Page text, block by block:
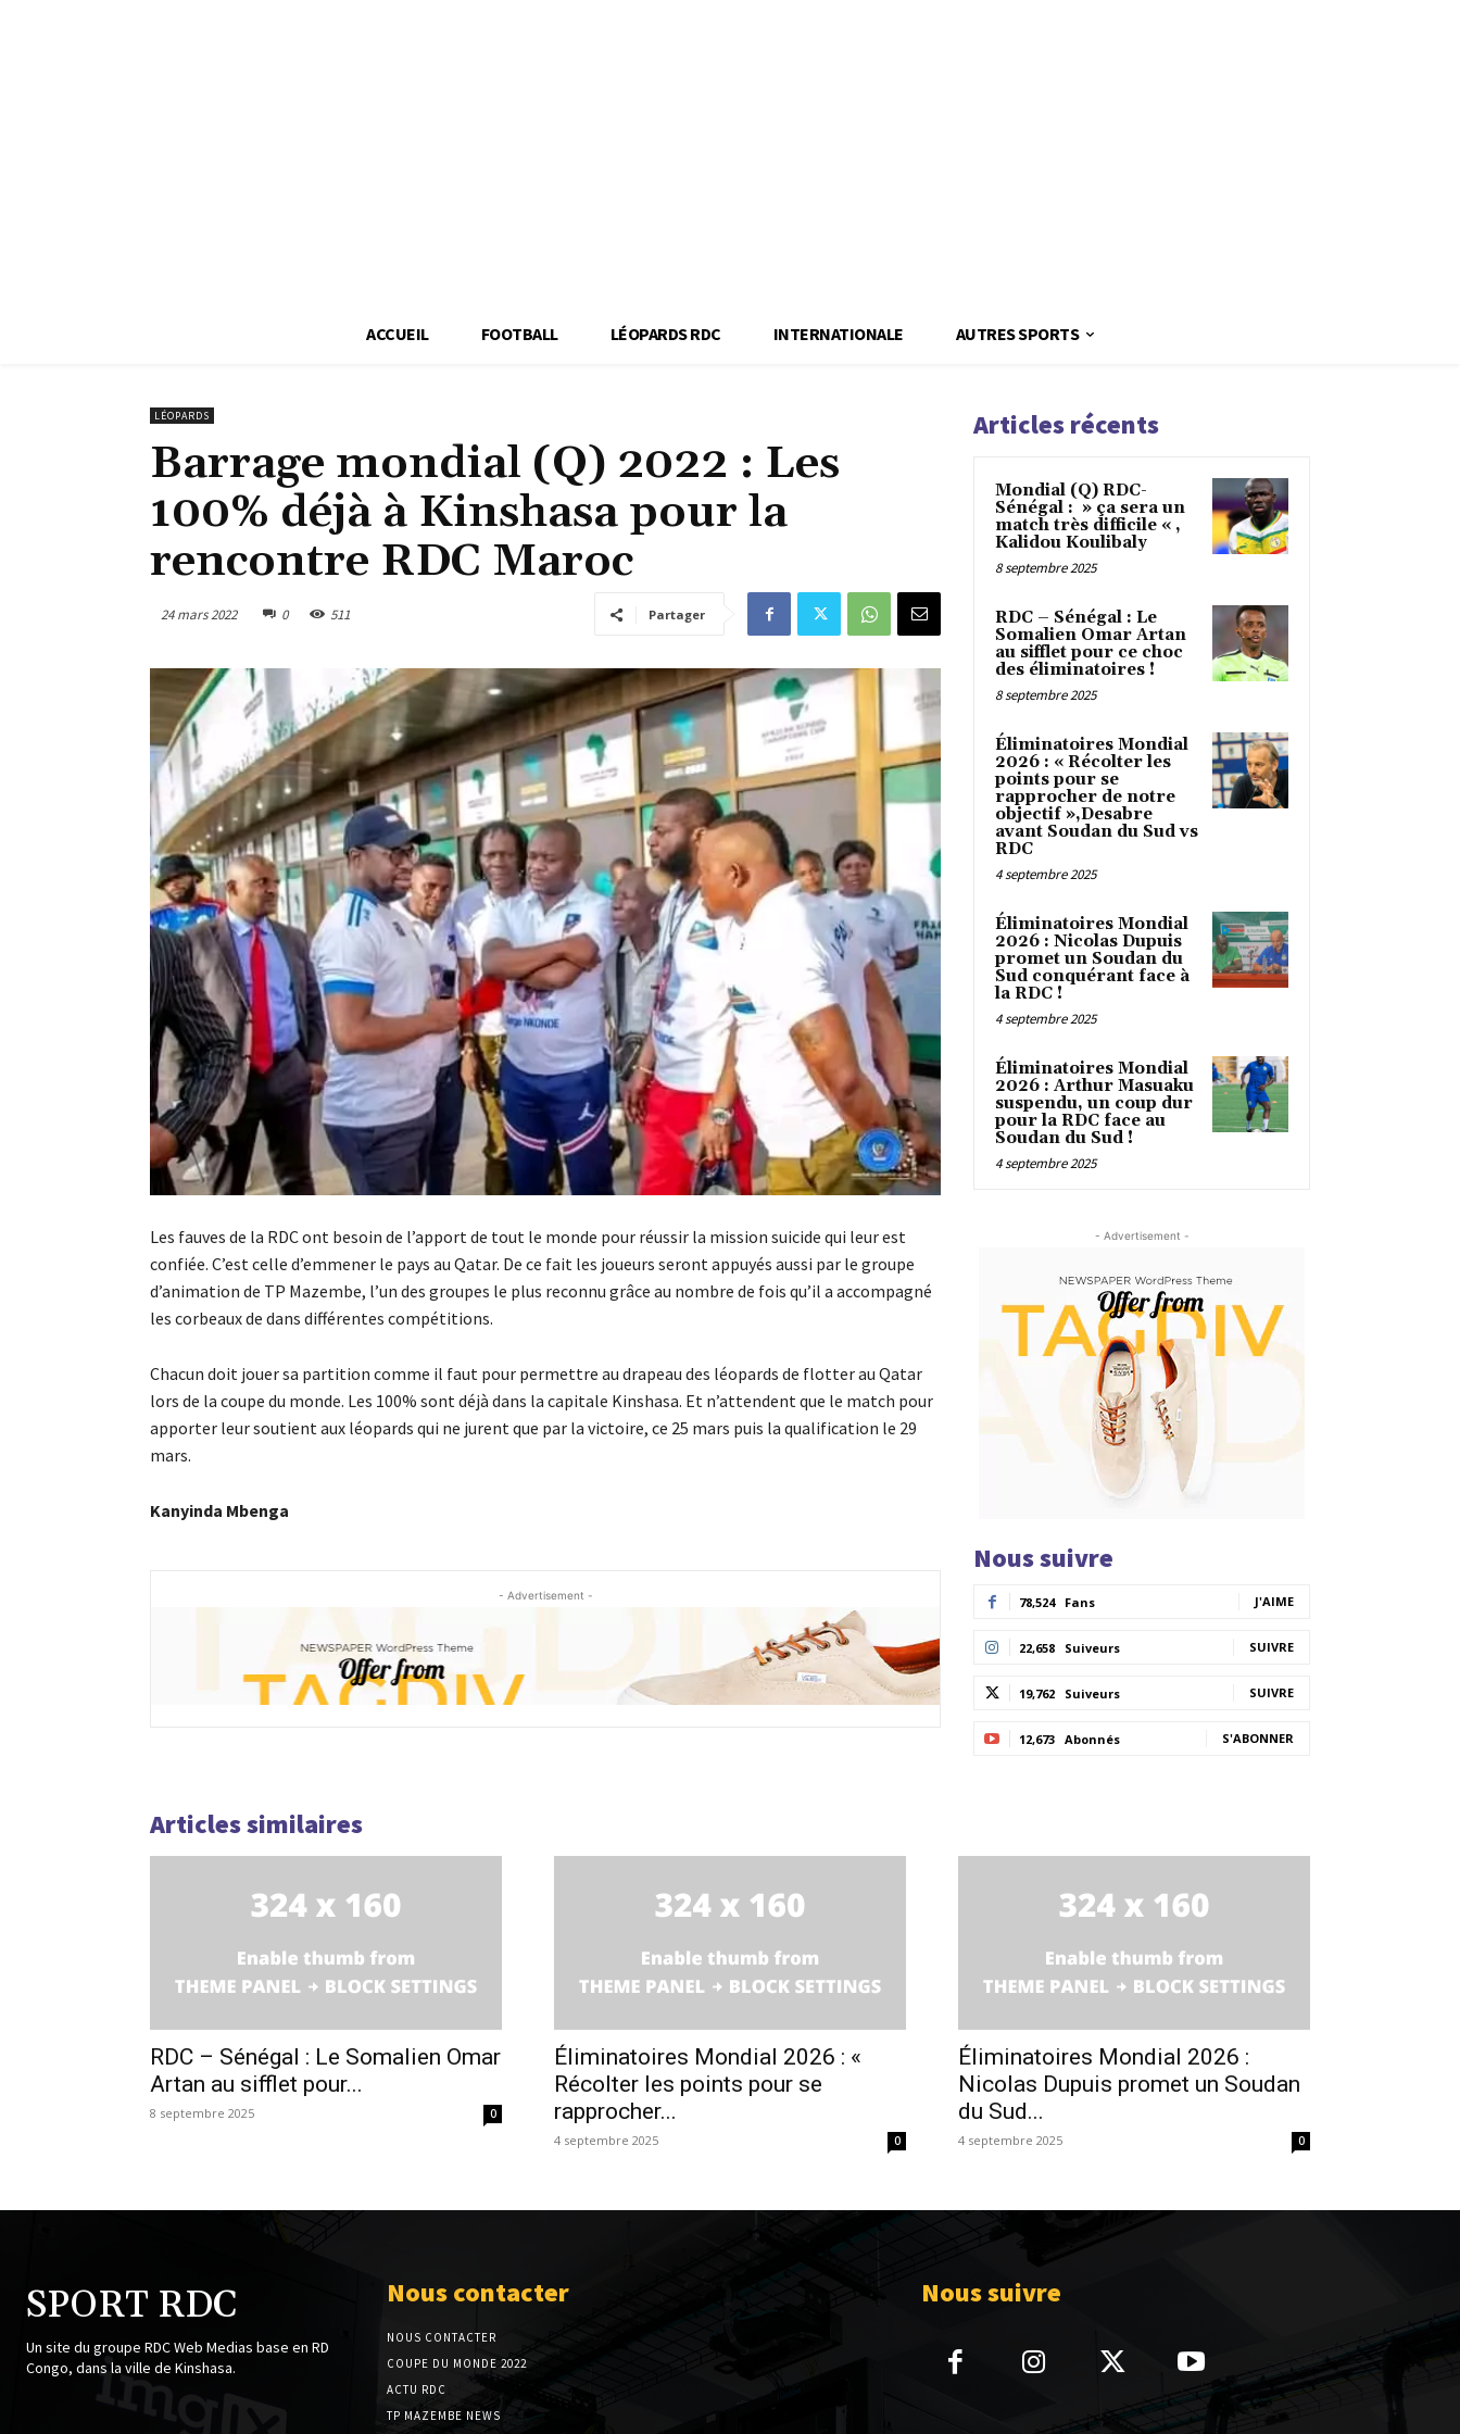
ACCUEIL FOOTBALL LÉOPARDS RDC INTERNATIONALE AUTRES SPORTS
LÉOPARDS
Barrage mondial (Q) 2022 : Les
100% déjà à Kinshasa pour la
rencontre RDC Maroc
24 mars 2022 0 511 Partager
Les fauves de la RDC ont besoin de l’apport de tout le monde pour réussir la mission suicide qui leur est
confiée. C’est celle d’emmener le pays au Qatar. De ce fait les joueurs seront appuyés aussi par le groupe
d’animation de TP Mazembe, l’un des groupes le plus reconnu grâce au nombre de fois qu’il a accompagné
les corbeaux de dans différentes compétitions.
Chacun doit jouer sa partition comme il faut pour permettre au drapeau des léopards de flotter au Qatar
lors de la coupe du monde. Les 100% sont déjà dans la capitale Kinshasa. Et n’attendent que le match pour
apporter leur soutient aux léopards qui ne jurent que par la victoire, ce 25 mars puis la qualification le 29
mars.
Kanyinda Mbenga
- Advertisement -
Articles récents
Mondial (Q) RDC-
Sénégal : » ça sera un
match très difficile « ,
Kalidou Koulibaly
8 septembre 2025
RDC – Sénégal : Le
Somalien Omar Artan
au sifflet pour ce choc
des éliminatoires !
8 septembre 2025
Éliminatoires Mondial
2026 : « Récolter les
points pour se
rapprocher de notre
objectif »,Desabre
avant Soudan du Sud vs
RDC
4 septembre 2025
Éliminatoires Mondial
2026 : Nicolas Dupuis
promet un Soudan du
Sud conquérant face à
la RDC !
4 septembre 2025
Éliminatoires Mondial
2026 : Arthur Masuaku
suspendu, un coup dur
pour la RDC face au
Soudan du Sud !
4 septembre 2025
- Advertisement -
Nous suivre
78,524 Fans J'AIME
22,658 Suiveurs SUIVRE
19,762 Suiveurs SUIVRE
12,673 Abonnés S'ABONNER
Articles similaires
RDC – Sénégal : Le Somalien Omar
Artan au sifflet pour...
8 septembre 2025 0
Éliminatoires Mondial 2026 : «
Récolter les points pour se
rapprocher...
4 septembre 2025 0
Éliminatoires Mondial 2026 :
Nicolas Dupuis promet un Soudan
du Sud...
4 septembre 2025 0
SPORT RDC
Un site du groupe RDC Web Medias base en RD
Congo, dans la ville de Kinshasa.
Nous contacter
NOUS CONTACTER
COUPE DU MONDE 2022
ACTU RDC
TP MAZEMBE NEWS
Nous suivre